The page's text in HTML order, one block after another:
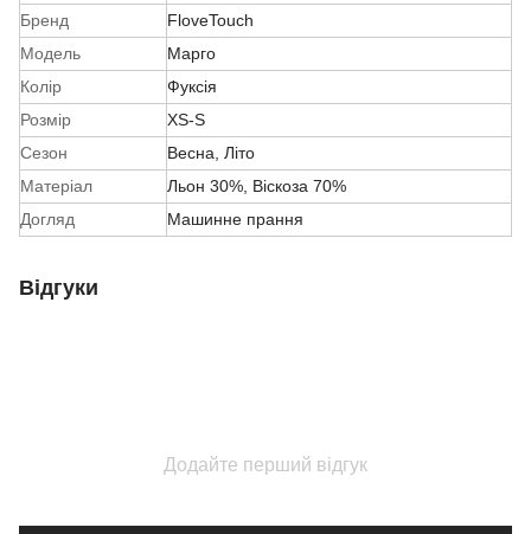
Бренд
FloveTouch
Модель
Марго
Колір
Фуксія
Розмір
XS-S
Сезон
Весна Літо
Матеріал
Льон 30%, Віскоза 70%
Догляд
Машинне прання
Відгуки
Додайте перший відгук